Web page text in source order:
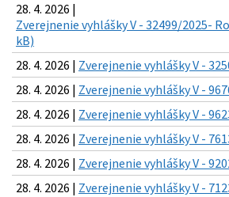
28. 4. 2026 |
Zverejnenie vyhlášky V - 32499/2025-
kB)
28. 4. 2026 | Zverejnenie vyhlášky V -
28. 4. 2026 | Zverejnenie vyhlášky V -
28. 4. 2026 | Zverejnenie vyhlášky V -
28. 4. 2026 | Zverejnenie vyhlášky V -
28. 4. 2026 | Zverejnenie vyhlášky V -
28. 4. 2026 | Zverejnenie vyhlášky V -